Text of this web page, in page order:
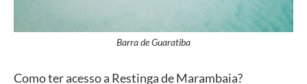
Barra de Guaratiba
Como ter acesso a Restinga de Marambaia?